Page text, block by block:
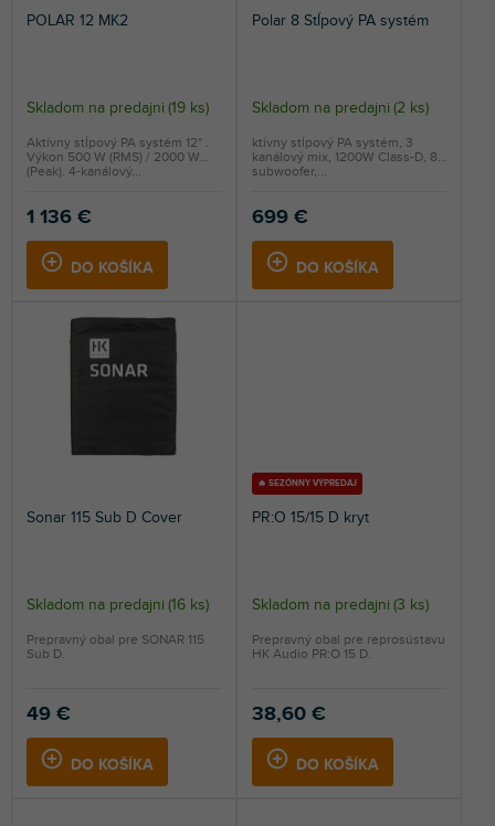
POLAR 12 MK2
Skladom na predajni (19 ks)
1 136 €
DO KOŠÍKA
Aktívny stĺpový PA systém 12" .
Výkon 500 W (RMS) / 2000 W
(Peak). 4-kanálový...
Polar 8 Stĺpový PA systém
Skladom na predajni (2 ks)
699 €
DO KOŠÍKA
ktívny stĺpový PA systém, 3
kanálový mix, 1200W Class-D, 8"
subwoofer,...
Sonar 115 Sub D Cover
Skladom na predajni (16 ks)
49 €
DO KOŠÍKA
Prepravný obal pre SONAR 115
Sub D.
🔥 SEZÓNNY VÝPREDAJ
PR:O 15/15 D kryt
Skladom na predajni (3 ks)
38,60 €
DO KOŠÍKA
Prepravný obal pre reprosústavu
HK Audio PR:O 15 D.